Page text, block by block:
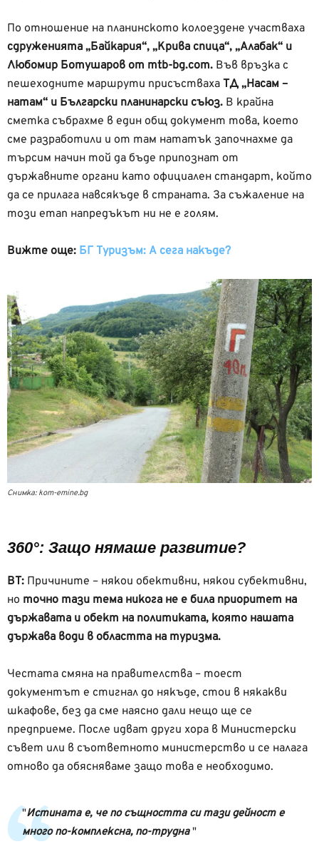
По отношение на планинското колоездене участваха
сдруженията „Байкария“, „Крива спица“, „Алабак“ и
Любомир Ботушаров от mtb-bg.com. Във връзка с
пешеходните маршрути присъстваха ТД „Насам –
натам“ и Български планинарски съюз. В крайна
сметка събрахме в един общ документ това, което
сме разработили и от там нататък започнахме да
търсим начин той да бъде припознат от
държавните органи като официален стандарт, който
да се прилага навсякъде в страната. За съжаление на
този етап напредъкът ни не е голям.
Вижте още: БГ Туризъм: А сега накъде?
Снимка: kom-emine.bg
360°: Защо нямаше развитие?
ВТ: Причините – някои обективни, някои субективни,
но точно тази тема никога не е била приоритет на
държавата и обект на политиката, която нашата
държава води в областта на туризма.
Честата смяна на правителства – тоест
документът е стигнал до някъде, стои в някакви
шкафове, без да сме наясно дали нещо ще се
предприеме. После идват други хора в Министерски
съвет или в съответното министерство и се налага
отново да обясняваме защо това е необходимо.
Истината е, че по същността си тази дейност е
много по-комплексна, по-трудна